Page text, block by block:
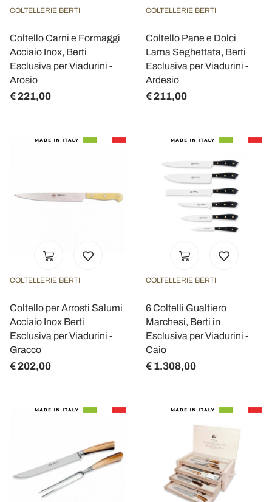
COLTELLERIE BERTI
Coltello Carni e Formaggi
Acciaio Inox, Berti
Esclusiva per Viadurini -
Arosio
€ 221,00
COLTELLERIE BERTI
Coltello Pane e Dolci
Lama Seghettata, Berti
Esclusiva per Viadurini -
Ardesio
€ 211,00
COLTELLERIE BERTI
Coltello per Arrosti Salumi
Acciaio Inox Berti
Esclusiva per Viadurini -
Gracco
€ 202,00
COLTELLERIE BERTI
6 Coltelli Gualtiero
Marchesi, Berti in
Esclusiva per Viadurini -
Caio
€ 1.308,00